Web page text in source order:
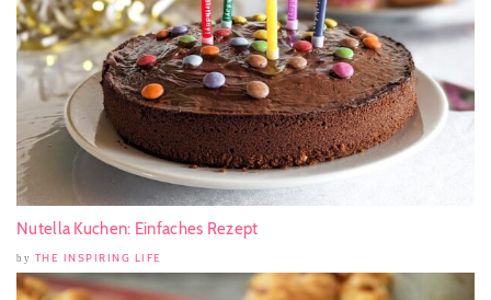
Nutella Kuchen: Einfaches Rezept
by THE INSPIRING LIFE